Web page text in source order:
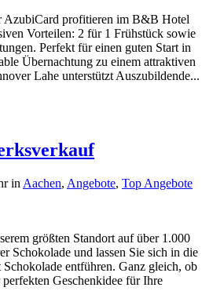
AzubiCard profitieren im B&B Hotel
Vorteilen: 2 für 1 Frühstück sowie
Perfekt für einen guten Start in
Übernachtung zu einem attraktiven
Lahe unterstützt Auszubildende...
in Aachen, Angebote, Top Angebote
größten Standort auf über 1.000
Schokolade und lassen Sie sich in die
entführen. Ganz gleich, ob
Geschenkidee für Ihre